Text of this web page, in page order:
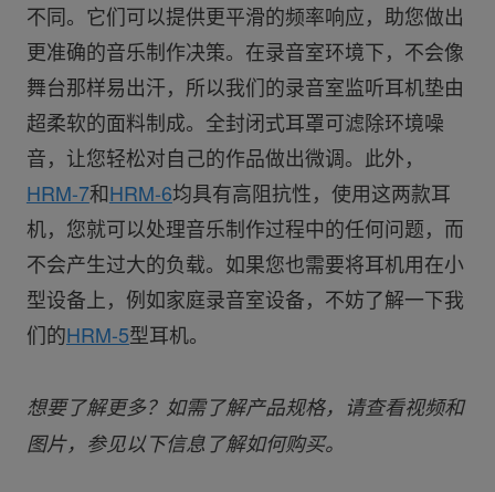
不同。它们可以提供更平滑的频率响应，助您做出
更准确的音乐制作决策。在录音室环境下，不会像
舞台那样易出汗，所以我们的录音室监听耳机垫由
超柔软的面料制成。全封闭式耳罩可滤除环境噪
音，让您轻松对自己的作品做出微调。此外，
HRM-7和HRM-6均具有高阻抗性，使用这两款耳
机，您就可以处理音乐制作过程中的任何问题，而
不会产生过大的负载。如果您也需要将耳机用在小
型设备上，例如家庭录音室设备，不妨了解一下我
们的HRM-5型耳机。
想要了解更多？如需了解产品规格，请查看视频和
图片，参见以下信息了解如何购买。